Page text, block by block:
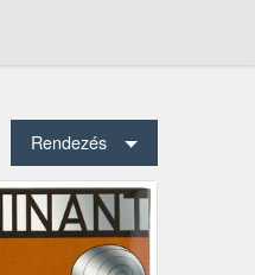
Rendezés